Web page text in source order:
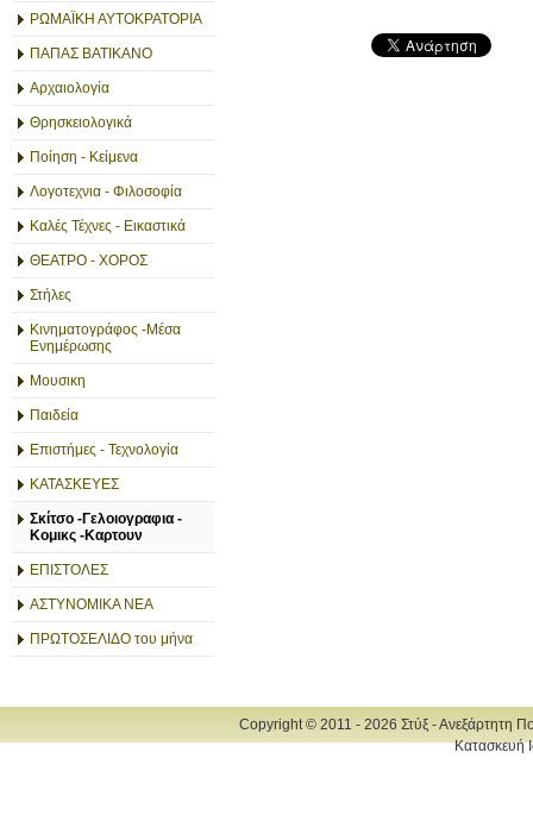
ΡΩΜΑΪΚΗ ΑΥΤΟΚΡΑΤΟΡΙΑ
ΠΑΠΑΣ ΒΑΤΙΚΑΝΟ
Αρχαιολογία
Θρησκειολογικά
Ποίηση - Κείμενα
Λογοτεχνια - Φιλοσοφία
Καλές Τέχνες - Εικαστικά
ΘΕΑΤΡΟ - ΧΟΡΟΣ
Στήλες
Κινηματογράφος -Μέσα
Ενημέρωσης
Μουσικη
Παιδεία
Επιστήμες - Τεχνολογία
ΚΑΤΑΣΚΕΥΕΣ
Σκίτσο -Γελοιογραφια -
Κομικς -Καρτουν
ΕΠΙΣΤΟΛΕΣ
ΑΣΤΥΝΟΜΙΚΑ ΝΕΑ
ΠΡΩΤΟΣΕΛΙΔΟ του μήνα
Copyright © 2011 - 2026 Στύξ - Ανεξάρτητη
Κατασκευή